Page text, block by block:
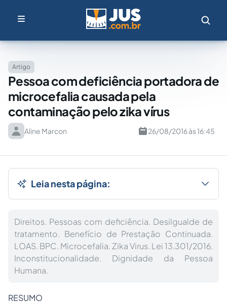
Artigo
Pessoa com deficiência portadora de
microcefalia causada pela
contaminação pelo zika vírus
Aline Marcon 26/08/2016 às 16:45
Leia nesta página:
Direitos. Pessoas com deficiência. Desilgualde de
tratamento. Benefício de Prestação Continuada.
LOAS. BPC. Microcefalia. Zika Virus. Lei 13.301/2016.
Inconstitucionalidade. Dignidade da Pessoa
Humana.
RESUMO